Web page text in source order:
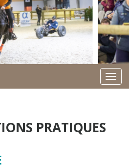
PRATIQUES